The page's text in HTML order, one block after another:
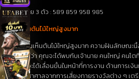
เลขท้าย 3 ตัว : 589 859 958 985
ฝันเห็นต้นไม้ใหญ่สูงมาก
หากฝันเห็นต้นไม้ใหญ่สูงมาก ความฝันลักษณะนี้
งานได้ว่า คุณจะได้พบกับเจ้านาย คนใหญ่ คนโ
โน้มที่จะได้เลื่อนขั้นในหน้าที่การงาน ด้านการเ
โชคมหาศาลจากการเสี่ยงทายรางวัลต่าง ๆ เ